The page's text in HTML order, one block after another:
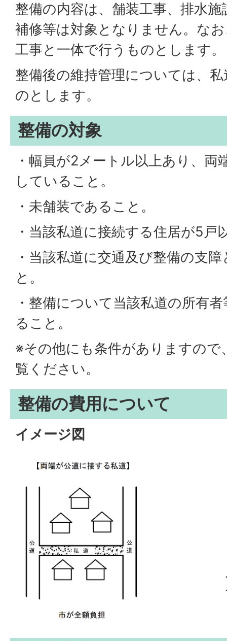
整備の内容は、舗装工事、排水
補修等は対象となりません。な
工事と一体で行うものとします。
整備後の維持管理については、
のとします。
整備の対象
・幅員が2メートル以上あり、両
していること。
・未舗装であること。
・当該私道に接続する住居が5戸
・当該私道に交通及び整備の支
と。
・整備について当該私道の所有
ること。
※その他にも条件がありますので
覧ください。
整備の費用について
イメージ図